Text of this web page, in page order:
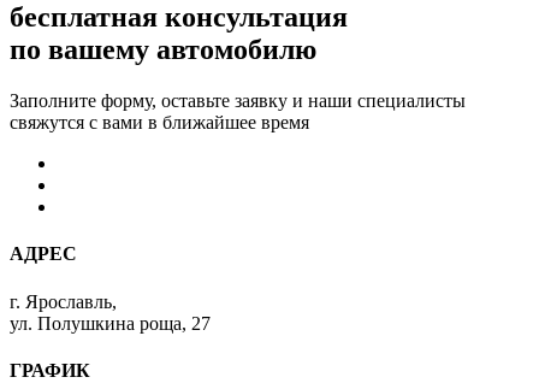
бесплатная консультация
по вашему автомобилю
Заполните форму, оставьте заявку и наши специалисты
свяжутся с вами в ближайшее время
АДРЕС
г. Ярославль,
ул. Полушкина роща, 27
ГРАФИК